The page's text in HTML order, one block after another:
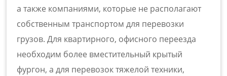
а также компаниями, которые не располагают
собственным транспортом для перевозки
грузов. Для квартирного, офисного переезда
необходим более вместительный крытый
фургон, а для перевозок тяжелой техники,